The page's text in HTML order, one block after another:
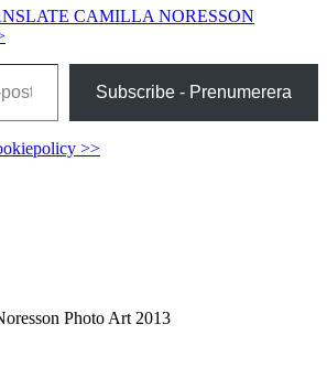
CAMILLA NORESSON
Subscribe - Prenumerera
>>
Photo Art 2013